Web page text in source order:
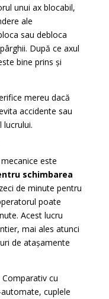
unui ax blocabil,
ale
sau debloca
După ce axul
bine prins și
mereu dacă
accidente sau
lucrului.
este
schimbarea
de minute pentru
poate
Acest lucru
mai ales atunci
de atașamente
Comparativ cu
cuplele